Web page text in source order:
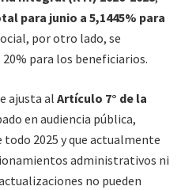
para junio a 5,1445% para
por otro lado, se
para los beneficiarios.
ajusta al Artículo 7° de la
en audiencia pública,
2025 y que actualmente
administrativos ni
no pueden